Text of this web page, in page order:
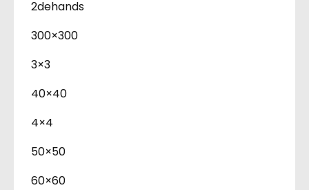
2dehands
300×300
3×3
40×40
4×4
50×50
60×60